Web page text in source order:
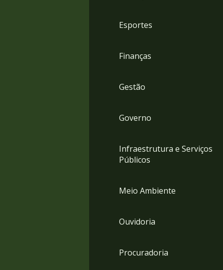
Esportes
Finanças
Gestão
Governo
Infraestrutura e Serviços
Públicos
Meio Ambiente
Ouvidoria
Procuradoria